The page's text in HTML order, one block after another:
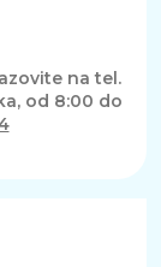
na tel.
od 8:00 do